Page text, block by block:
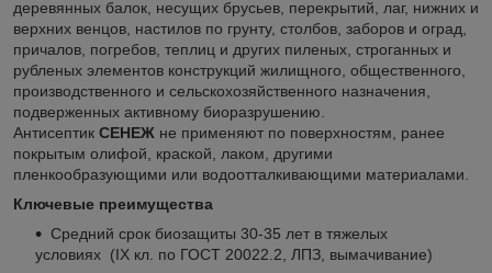
деревянных балок, несущих брусьев, перекрытий, лаг, нижних и
верхних венцов, настилов по грунту, столбов, заборов и оград,
причалов, погребов, теплиц и других пиленых, строганных и
рубленых элементов конструкций жилищного, общественного,
производственного и сельскохозяйственного назначения,
подверженных активному биоразрушению.
Антисептик СЕНЕЖ не применяют по поверхностям, ранее
покрытым олифой, краской, лаком, другими
пленкообразующими или водоотталкивающими материалами.
Ключевые преимущества
Средний срок биозащиты 30-35 лет в тяжелых
условиях (IX кл. по ГОСТ 20022.2, ЛПЗ, вымачивание)